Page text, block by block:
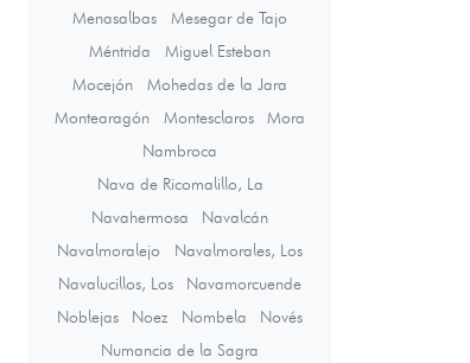
Menasalbas
Mesegar de Tajo
Méntrida
Miguel Esteban
Mocejón
Mohedas de la Jara
Montearagón
Montesclaros
Mora
Nambroca
Nava de Ricomalillo, La
Navahermosa
Navalcán
Navalmoralejo
Navalmorales, Los
Navalucillos, Los
Navamorcuende
Noblejas
Noez Nombela
Novés
Numancia de la Sagra